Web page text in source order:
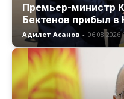
Премьер-министр
Бектенов прибыл в
Адилет Асанов - 06.08.2026